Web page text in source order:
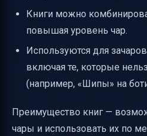
Книги можно
повышая уровень чар.
Используются для
включая те, которые
(например, «Шипы» на
Преимущество книг —
чары и использовать их по